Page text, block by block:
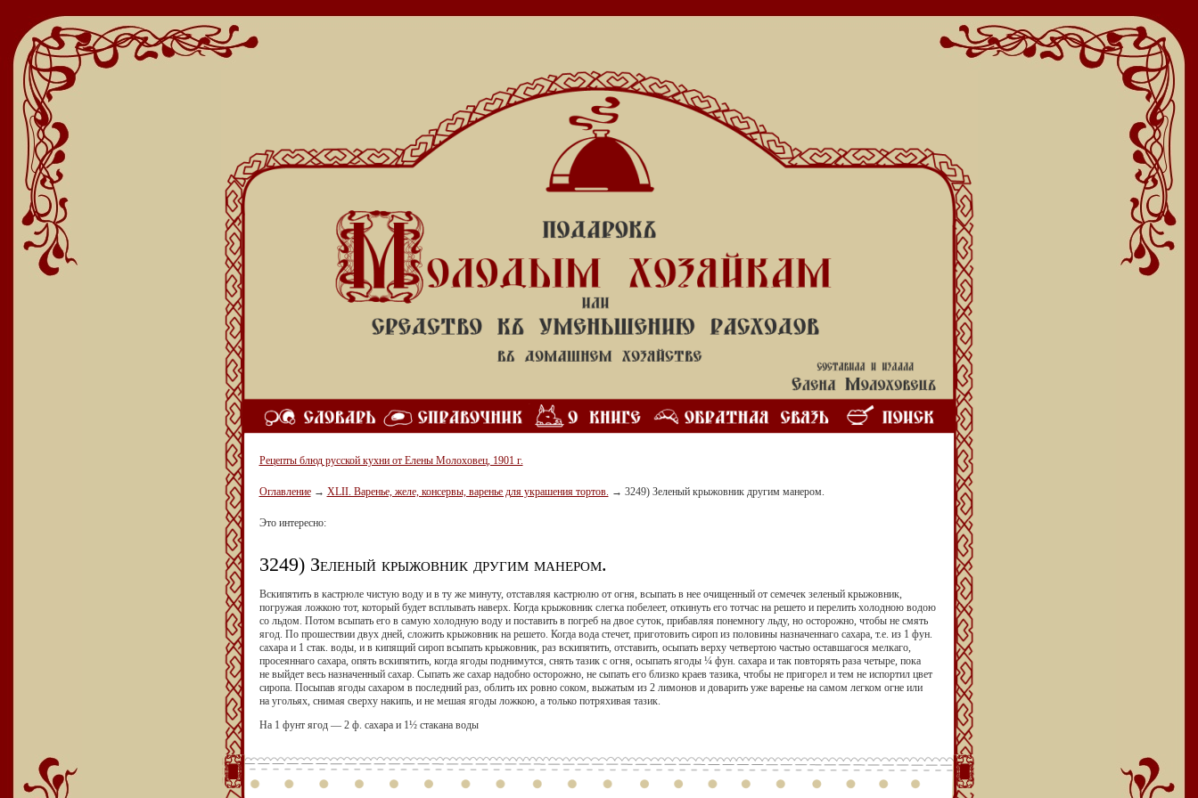
Рецепты блюд русской кухни от Елены Молоховец, 1901 г.
Оглавление → XLII. Варенье, желе, консервы, варенье для украшения тортов. → 3249) Зеленый крыжовник другим манером.
Это интересно:
3249) Зеленый крыжовник другим манером.
Вскипятить в кастрюле чистую воду и в ту же минуту, отставляя кастрюлю от огня, всыпать в нее очищенный от семечек зеленый крыжовник,
погружая ложкою тот, который будет всплывать наверх. Когда крыжовник слегка побелеет, откинуть его тотчас на решето и перелить холодною водою
со льдом. Потом всыпать его в самую холодную воду и поставить в погреб на двое суток, прибавляя понемногу льду, но осторожно, чтобы не смять
ягод. По прошествии двух дней, сложить крыжовник на решето. Когда вода стечет, приготовить сироп из половины назначеннаго сахара, т.е. из 1 фун.
сахара и 1 стак. воды, и в кипящий сироп всыпать крыжовник, раз вскипятить, отставить, осыпать верху четвертою частью оставшагося мелкаго,
просеяннаго сахара, опять вскипятить, когда ягоды поднимутся, снять тазик с огня, осыпать ягоды ¼ фун. сахара и так повторять раза четыре, пока
не выйдет весь назначенный сахар. Сыпать же сахар надобно осторожно, не сыпать его близко краев тазика, чтобы не пригорел и тем не испортил цвет
сиропа. Посыпав ягоды сахаром в последний раз, облить их ровно соком, выжатым из 2 лимонов и доварить уже варенье на самом легком огне или
на угольях, снимая сверху накипь, и не мешая ягоды ложкою, а только потряхивая тазик.
На 1 фунт ягод — 2 ф. сахара и 1½ стакана воды